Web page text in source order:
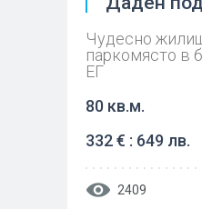
Чудесно
паркомясто в
ЕГ
80 кв.м.
332 € : 649 лв.
2409